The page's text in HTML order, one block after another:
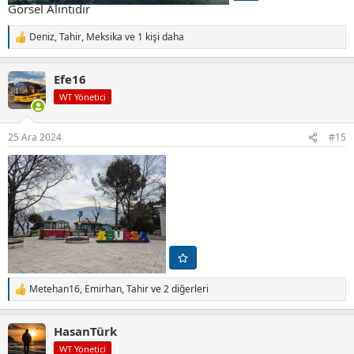
Görsel Alıntıdır
T
e
k
i
l
:
Deniz,Tahir, Meksika ve 1 kişi daha
Efe16
WT Yönetici
25 Ara 2024 #15
T
e
k
i
Metehan16, Emirhan,Tahirve 2 diğerleri
HasanTürk
WT Yönetici